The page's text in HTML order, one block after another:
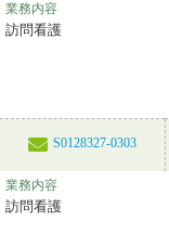
業務内容
訪問看護
S0128327-0303
業務内容
訪問看護